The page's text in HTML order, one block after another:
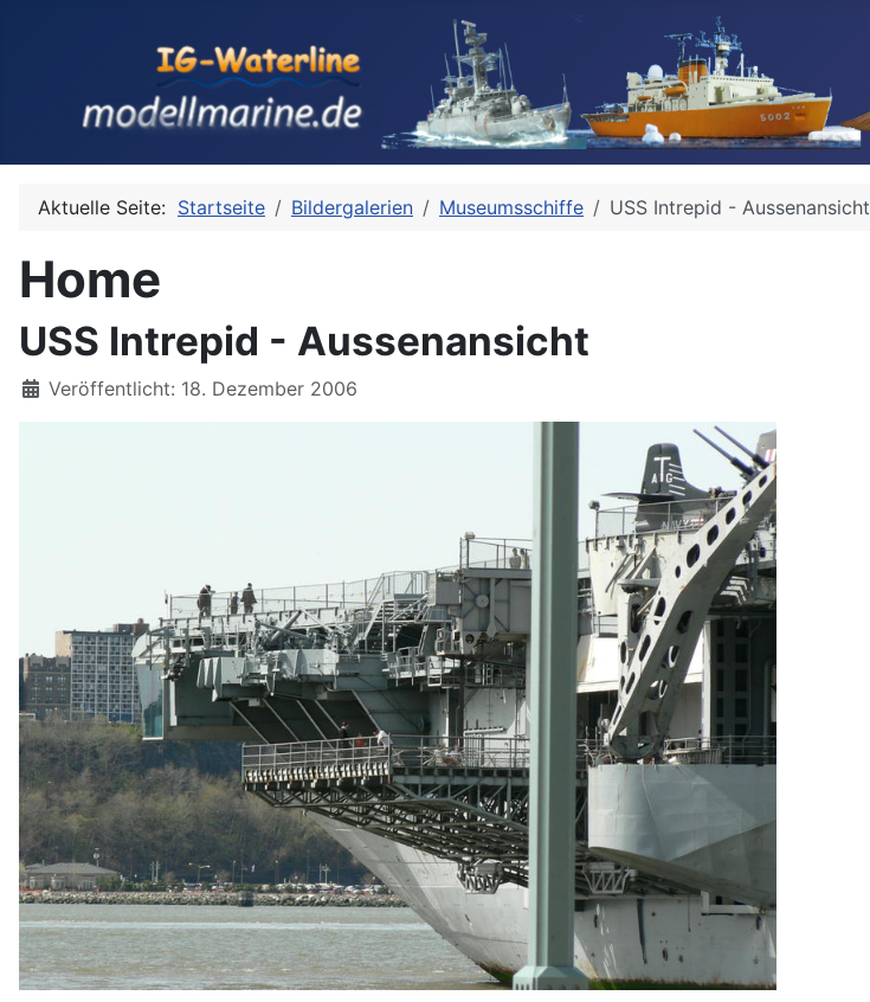
Aktuelle Seite: Startseite Bildergalerien Museumsschiffe USS Intrepid - Aussenansicht
Home
USS Intrepid - Aussenansicht
Details
Veröffentlicht: 18. Dezember 2006